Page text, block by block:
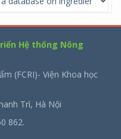
Hệ thống Nông
(FCRI)- Viện Khoa học
Trì, Hà Nội
862.